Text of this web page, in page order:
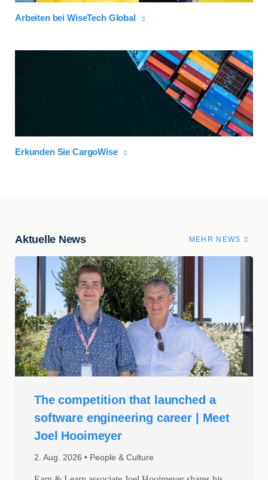
Arbeiten bei WiseTech Global
Erkunden Sie CargoWise
Aktuelle News MEHR NEWS
2. Aug. 2026 People & Culture
The competition that launched a
software engineering career | Meet
Joel Hooimeyer